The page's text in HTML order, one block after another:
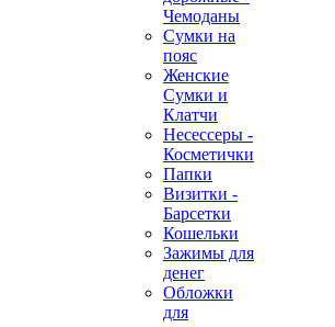
Чемоданы
Сумки на
пояс
Женские
Сумки и
Клатчи
Несессеры -
Косметички
Папки
Визитки -
Барсетки
Кошельки
Зажимы для
денег
Обложки
для